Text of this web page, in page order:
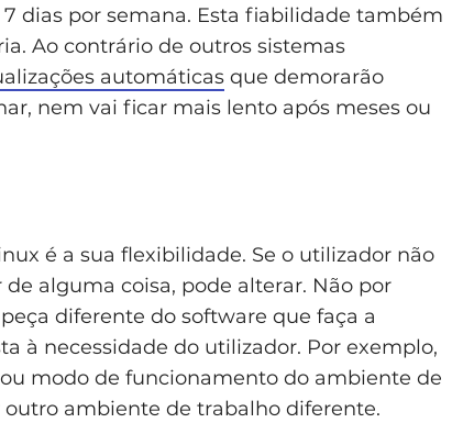
dias por semana. Esta fiabilidade também
Ao contrário de outros sistemas
automáticas que demorarão
nem vai ficar mais lento após meses ou
é a sua flexibilidade. Se o utilizador não
alguma coisa, pode alterar. Não por
diferente do software que faça a
à necessidade do utilizador. Por exemplo,
modo de funcionamento do ambiente de
outro ambiente de trabalho diferente.